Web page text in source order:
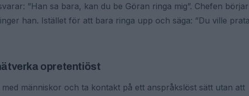
”Han sa bara, kan du be Göran ringa mig”. Chefen börjar
han. Istället för att bara ringa upp och säga: ”Du ville prata
opretentiöst
människor och ta kontakt på ett anspråkslöst sätt utan att